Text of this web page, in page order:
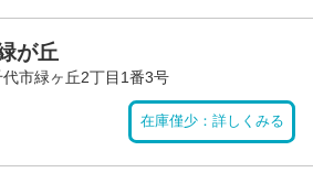
が丘
市緑ヶ丘2丁目1番3号
在庫僅少：詳しくみる